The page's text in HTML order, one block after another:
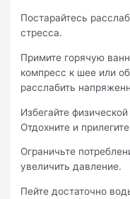
Постарайтесь
стресса.
Примите горячую
компресс к шее или
расслабить
Избегайте
Отдохните и
Ограничьте
увеличить давление.
Пейте достаточно